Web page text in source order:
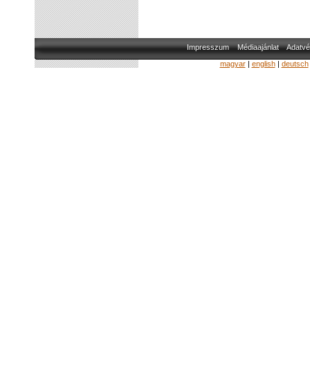
Impresszum Médiaajánlat
magyar| english| deutsch